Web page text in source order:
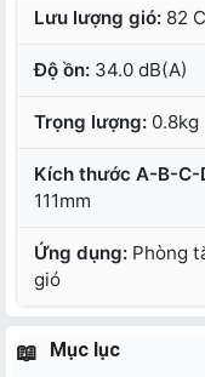
Lưu lượng gió: 82
Độ ồn: 34.0 dB(A)
Trọng lượng: 0.8kg
Kích thước A-B-C-
111mm
Ứng dụng: Phòng
gió
Mục lục